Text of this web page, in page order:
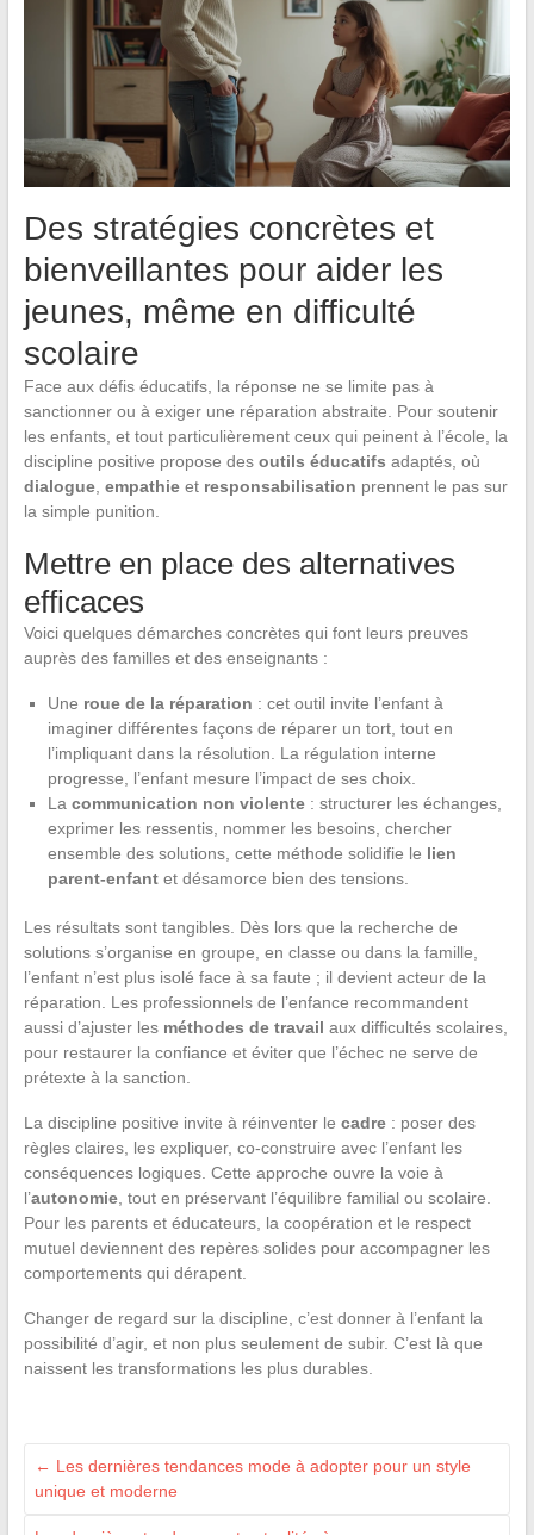
Des stratégies concrètes et
bienveillantes pour aider les
jeunes, même en difficulté
scolaire
Face aux défis éducatifs, la réponse ne se limite pas à
sanctionner ou à exiger une réparation abstraite. Pour soutenir
les enfants, et tout particulièrement ceux qui peinent à l’école, la
discipline positive propose des outils éducatifs adaptés, où
dialogue, empathieet responsabilisation prennent le pas sur
la simple punition.
Mettre en place des alternatives
efficaces
Voici quelques démarches concrètes qui font leurs preuves
auprès des familles et des enseignants :
Une roue de la réparation : cet outil invite l’enfant à
imaginer différentes façons de réparer un tort, tout en
l’impliquant dans la résolution. La régulation interne
progresse, l’enfant mesure l’impact de ses choix.
La communication non violente: structurer les échanges,
exprimer les ressentis, nommer les besoins, chercher
ensemble des solutions, cette méthode solidifie le lien
parent-enfantet désamorce bien des tensions.
Les résultats sont tangibles. Dès lors que la recherche de
solutions s’organise en groupe, en classe ou dans la famille,
l’enfant n’est plus isolé face à sa faute ; il devient acteur de la
réparation. Les professionnels de l’enfance recommandent
aussi d’ajuster les méthodes de travail aux difficultés scolaires,
pour restaurer la confiance et éviter que l’échec ne serve de
prétexte à la sanction.
La discipline positive invite à réinventer le cadre: poser des
règles claires, les expliquer, co-construire avec l’enfant les
conséquences logiques. Cette approche ouvre la voie à
l’autonomie, tout en préservant l’équilibre familial ou scolaire.
Pour les parents et éducateurs, la coopération et le respect
mutuel deviennent des repères solides pour accompagner les
comportements qui dérapent.
Changer de regard sur la discipline, c’est donner à l’enfant la
possibilité d’agir, et non plus seulement de subir. C’est là que
naissent les transformations les plus durables.
← Les dernières tendances mode à adopter pour un style
unique et moderne